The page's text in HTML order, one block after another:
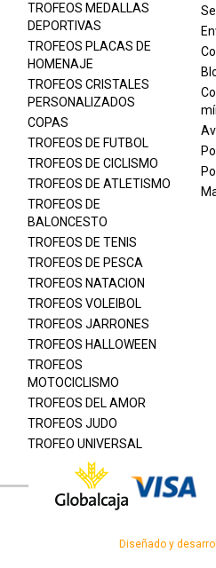
TROFEOS MEDALLAS
DEPORTIVAS
TROFEOS PLACAS DE
HOMENAJE
TROFEOS CRISTALES
PERSONALIZADOS
COPAS
TROFEOS DE FUTBOL
TROFEOS DE CICLISMO
TROFEOS DE ATLETISMO
TROFEOS DE
BALONCESTO
TROFEOS DE TENIS
TROFEOS DE PESCA
TROFEOS NATACION
TROFEOS VOLEIBOL
TROFEOS JARRONES
TROFEOS HALLOWEEN
TROFEOS
MOTOCICLISMO
TROFEOS DEL AMOR
TROFEOS JUDO
TROFEO UNIVERSAL
Diseñado y